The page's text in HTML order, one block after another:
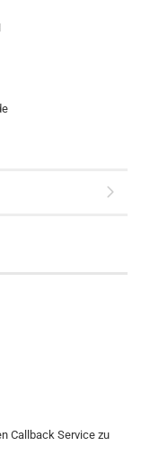
Callback Service zu